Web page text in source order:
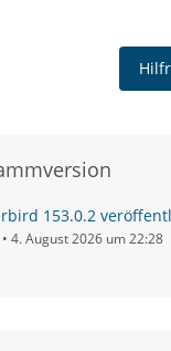
153.0.2
4. August 2026 um 22:28